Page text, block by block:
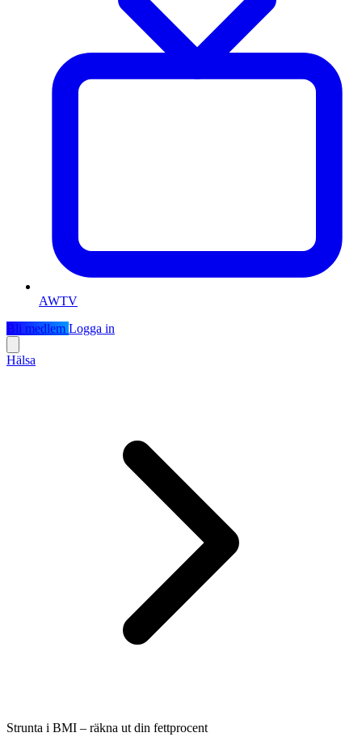
AWTV
Bli medlem Logga in
Hälsa
Strunta i BMI – räkna ut din fettprocent